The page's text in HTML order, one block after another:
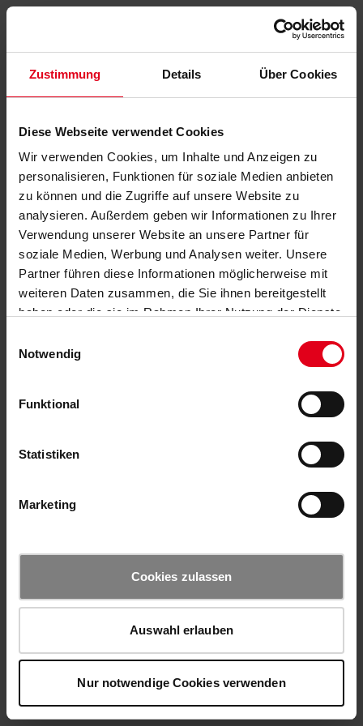
Zustimmung Details Über Cookies
Diese Webseite verwendet Cookies
Wir verwenden Cookies, um Inhalte und Anzeigen zu
personalisieren, Funktionen für soziale Medien anbieten
zu können und die Zugriffe auf unsere Website zu
analysieren. Außerdem geben wir Informationen zu Ihrer
Verwendung unserer Website an unsere Partner für
soziale Medien, Werbung und Analysen weiter. Unsere
Partner führen diese Informationen möglicherweise mit
weiteren Daten zusammen, die Sie ihnen bereitgestellt
haben oder die sie im Rahmen Ihrer Nutzung der Dienste
Notwendig
Funktional
Statistiken
Marketing
Cookies zulassen
Auswahl erlauben
Nur notwendige Cookies verwenden